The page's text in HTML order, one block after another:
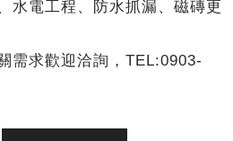
水電工程、防水抓漏、磁磚更
需求歡迎洽詢，TEL:0903-